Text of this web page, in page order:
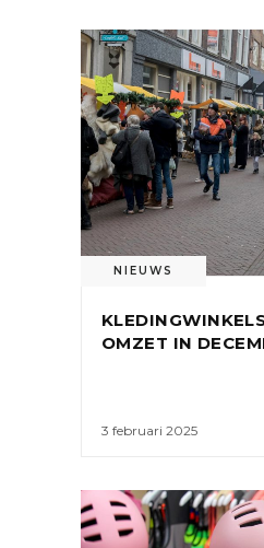
NIEUWS
OMZET IN
3 februari 2025